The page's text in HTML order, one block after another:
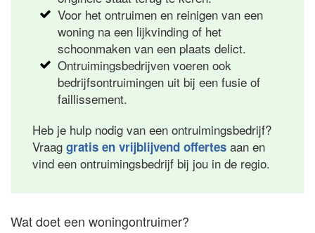
Voor het ontruimen en reinigen van een
woning na een lijkvinding of het
schoonmaken van een plaats delict.
Ontruimingsbedrijven voeren ook
bedrijfsontruimingen uit bij een fusie of
faillissement.
Heb je hulp nodig van een ontruimingsbedrijf?
Vraag gratis en vrijblijvend offertes aan en
vind een ontruimingsbedrijf bij jou in de regio.
Wat doet een woningontruimer?